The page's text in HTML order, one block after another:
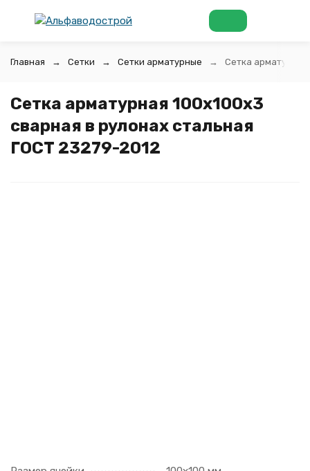
Главная Сетки Сетки арматурные Сетка арматурная
Сетка арматурная 100x100x3
сварная в рулонах стальная
ГОСТ 23279-2012